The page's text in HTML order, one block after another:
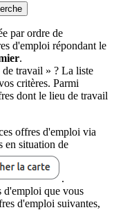
par ordre de
d'emploi répondant le
.
travail » ? La liste
critères. Parmi
dont le lieu de travail
offres d'emploi via
en situation de
.
d'emploi que vous
d'emploi suivantes,